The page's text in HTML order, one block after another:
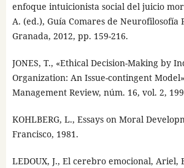
enfoque intuicionista social del juicio
A. (ed.), Guía Comares de Neurofilosofía
Granada, 2012, pp. 159-216.
JONES, T., «Ethical Decision-Making by
Organization: An Issue-contingent
Management Review, núm. 16, vol. 2,
KOHLBERG, L., Essays on Moral
Francisco, 1981.
LEDOUX, J., El cerebro emocional, Ariel,